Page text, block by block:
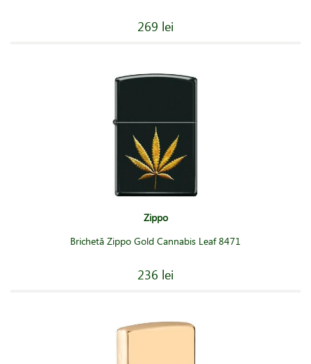
269 lei
Zippo
Brichetă Zippo Gold Cannabis Leaf 8471
236 lei